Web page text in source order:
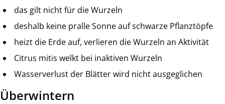
das gilt nicht für die Wurzeln
deshalb keine pralle Sonne auf schwarze Pflanztöpfe
heizt die Erde auf, verlieren die Wurzeln an Aktivität
Citrus mitis welkt bei inaktiven Wurzeln
Wasserverlust der Blätter wird nicht ausgeglichen
Überwintern